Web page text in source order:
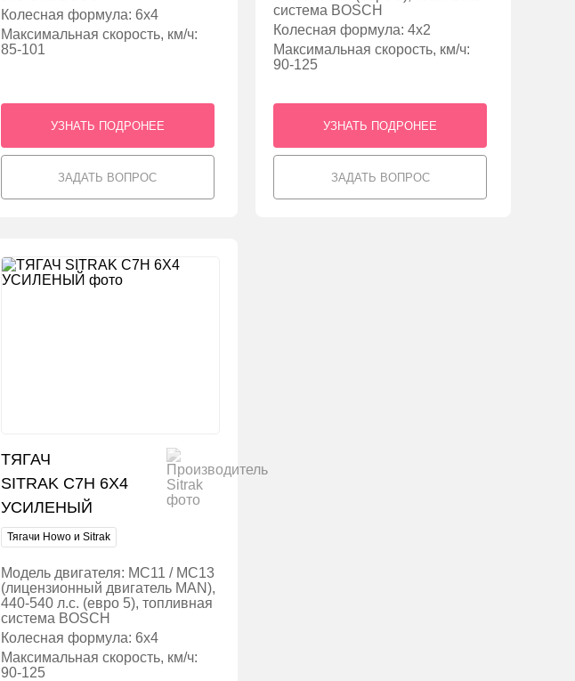
Колесная формула: 6х4
Максимальная скорость, км/ч:
85-101
УЗНАТЬ ПОДРОНЕЕ
ЗАДАТЬ ВОПРОС
система BOSCH
Колесная формула: 4х2
Максимальная скорость, км/ч:
90-125
УЗНАТЬ ПОДРОНЕЕ
ЗАДАТЬ ВОПРОС
ТЯГАЧ
SITRAK C7H 6X4
УСИЛЕНЫЙ
Тягачи Howo и Sitrak
Модель двигателя: MC11 / MC13
(лицензионный двигатель MAN),
440-540 л.с. (евро 5), топливная
система BOSCH
Колесная формула: 6х4
Максимальная скорость, км/ч:
90-125